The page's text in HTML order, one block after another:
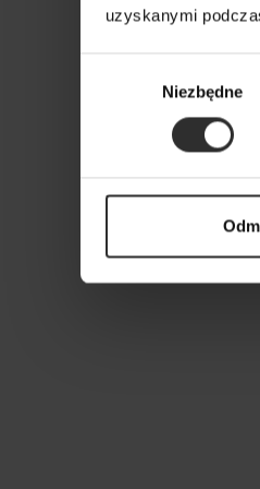
uzyskanymi
Niezbędne
(1)
z falbankami(11)
z wiązaniem pod szyją
świąteczne(32)
(31)